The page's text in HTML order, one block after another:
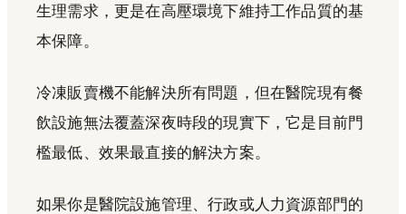
生理需求，更是在高壓環境下維持工作品質的基
本保障。
冷凍販賣機不能解決所有問題，但在醫院現有餐
飲設施無法覆蓋深夜時段的現實下，它是目前門
檻最低、效果最直接的解決方案。
如果你是醫院設施管理、行政或人力資源部門的